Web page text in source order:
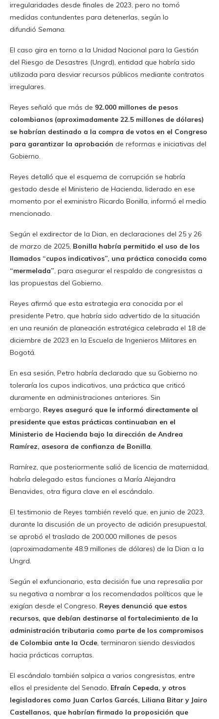
irregularidades desde finales de 2023, pero no tomó
medidas contundentes para detenerlas, según lo
difundió Semana.
El caso gira en torno a la Unidad Nacional para la Gestión
del Riesgo de Desastres (Ungrd), entidad que habría sido
utilizada para desviar recursos públicos mediante contratos
irregulares.
Reyes señaló que más de 92.000 millones de pesos
colombianos (aproximadamente 22.5 millones de dólares)
se habrían destinado a la compra de votos en el Congreso
para garantizar la aprobación de reformas e iniciativas del
Gobierno.
Reyes detalló que el esquema de corrupción se habría
gestado desde el Ministerio de Hacienda, liderado en ese
momento por el exministro Ricardo Bonilla, informó el medio
mencionado.
Según el exdirector de la Dian, en declaraciones del 25 y 26
de marzo de 2025, Bonilla habría permitido el uso de los
llamados “cupos indicativos”, una práctica conocida como
“mermelada”, para asegurar el respaldo de congresistas a
las propuestas del Gobierno.
Reyes afirmó que esta estrategia era conocida por el
presidente Petro, que habría sido advertido de la situación
en una reunión de planeación estratégica celebrada el 18 de
diciembre de 2023 en la Escuela de Ingenieros Militares en
Bogotá.
En esa sesión, Petro habría declarado que su Gobierno no
toleraría los cupos indicativos, una práctica que criticó
duramente en administraciones anteriores. Sin
embargo, Reyes aseguró que le informó directamente al
presidente que estas prácticas continuaban en el
Ministerio de Hacienda bajo la dirección de Andrea
Ramírez, asesora de confianza de Bonilla.
Ramírez, que posteriormente salió de licencia de maternidad,
habría delegado estas funciones a María Alejandra
Benavides, otra figura clave en el escándalo.
El testimonio de Reyes también reveló que, en junio de 2023,
durante la discusión de un proyecto de adición presupuestal,
se aprobó el traslado de 200.000 millones de pesos
(aproximadamente 48.9 millones de dólares) de la Dian a la
Ungrd.
Según el exfuncionario, esta decisión fue una represalia por
su negativa a nombrar a los recomendados políticos que le
exigían desde el Congreso. Reyes denunció que estos
recursos, que debían destinarse al fortalecimiento de la
administración tributaria como parte de los compromisos
de Colombia ante la Ocde, terminaron siendo desviados
hacia prácticas corruptas.
El escándalo también salpica a varios congresistas, entre
ellos el presidente del Senado, Efraín Cepeda, y otros
legisladores como Juan Carlos Garcés, Liliana Bitar y Jairo
Castellanos, que habrían firmado la proposición que